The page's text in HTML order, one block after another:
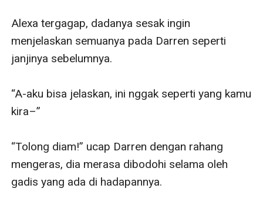
Alexa tergagap, dadanya sesak ingin
menjelaskan semuanya pada Darren seperti
janjinya sebelumnya.
“A-aku bisa jelaskan, ini nggak seperti yang kamu
kira–”
“Tolong diam!” ucap Darren dengan rahang
mengeras, dia merasa dibodohi selama oleh
gadis yang ada di hadapannya.